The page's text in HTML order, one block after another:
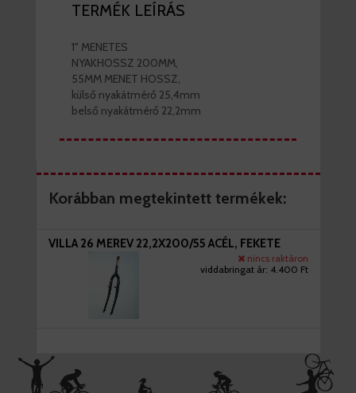
TERMÉK LEÍRÁS
1" MENETES
NYAKHOSSZ 200MM,
55MM MENET HOSSZ,
külső nyakátmérő 25,4mm
belső nyakátmérő 22,2mm
Korábban megtekintett termékek:
VILLA 26 MEREV 22,2X200/55 ACÉL, FEKETE
nincs raktáron
viddabringat ár: 4.400 Ft